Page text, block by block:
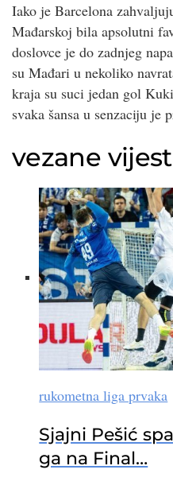
Iako je Barcelona
Mađarskoj bila apsolutni
doslovce je do zadnjeg
su Mađari u nekoliko
kraja su suci jedan gol
svaka šansa u senzaciju je
vezane
rukometna liga prvaka
Sjajni Pešić
ga na Final…